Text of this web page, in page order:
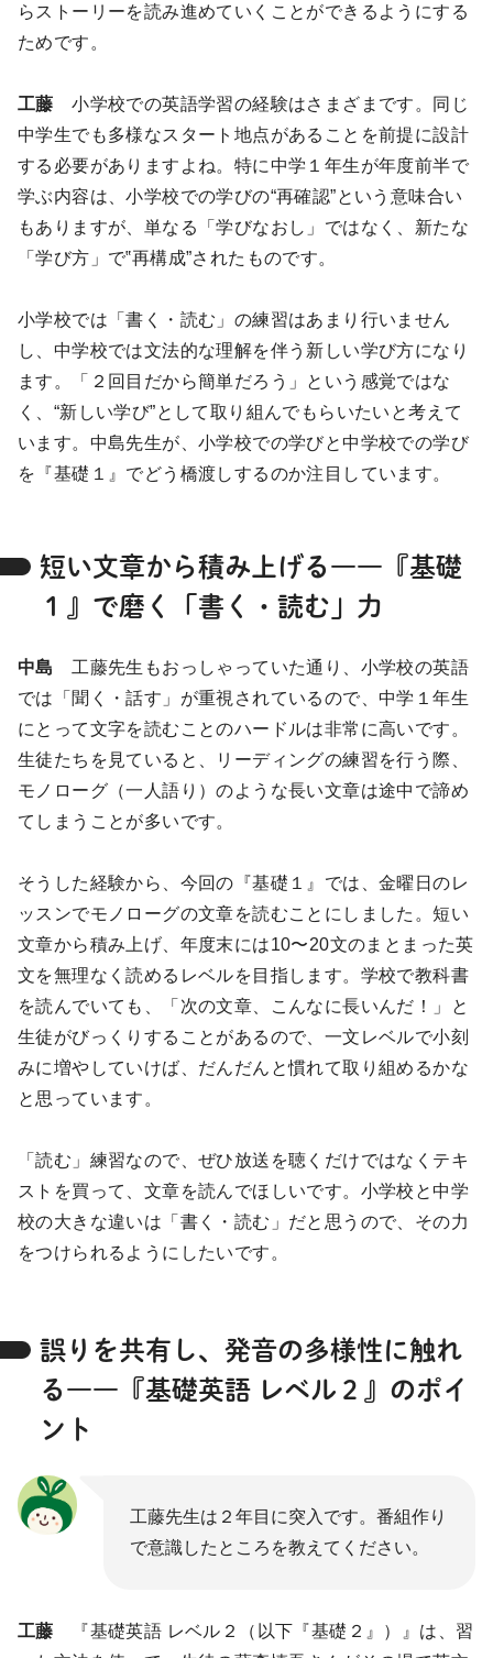
らストーリーを読み進めていくことができるようにする
ためです。
工藤 小学校での英語学習の経験はさまざまです。同じ
中学生でも多様なスタート地点があることを前提に設計
する必要がありますよね。特に中学１年生が年度前半で
学ぶ内容は、小学校での学びの“再確認”という意味合い
もありますが、単なる「学びなおし」ではなく、新たな
「学び方」で‟再構成”されたものです。
小学校では「書く・読む」の練習はあまり行いません
し、中学校では文法的な理解を伴う新しい学び方になり
ます。「２回目だから簡単だろう」という感覚ではな
く、“新しい学び”として取り組んでもらいたいと考えて
います。中島先生が、小学校での学びと中学校での学び
を『基礎１』でどう橋渡しするのか注目しています。
短い文章から積み上げる――『基礎
１』で磨く「書く・読む」力
中島
工藤先生もおっしゃっていた通り、小学校の英語
では「聞く・話す」が重視されているので、中学１年生
にとって文字を読むことのハードルは非常に高いです。
生徒たちを見ていると、リーディングの練習を行う際、
モノローグ（一人語り）のような長い文章は途中で諦め
てしまうことが多いです。
そうした経験から、今回の『基礎１』では、金曜日のレ
ッスンでモノローグの文章を読むことにしました。短い
文章から積み上げ、年度末には10〜20文のまとまった英
文を無理なく読めるレベルを目指します。学校で教科書
を読んでいても、「次の文章、こんなに長いんだ！」と
生徒がびっくりすることがあるので、一文レベルで小刻
みに増やしていけば、だんだんと慣れて取り組めるかな
と思っています。
「読む」練習なので、ぜひ放送を聴くだけではなくテキ
ストを買って、文章を読んでほしいです。小学校と中学
校の大きな違いは「書く・読む」だと思うので、その力
をつけられるようにしたいです。
誤りを共有し、発音の多様性に触れ
る――『基礎英語 レベル２』のポイ
ント
工藤先生は２年目に突入です。番組作り
で意識したところを教えてください。
工藤 『基礎英語 レベル２（以下『基礎２』）』は、習